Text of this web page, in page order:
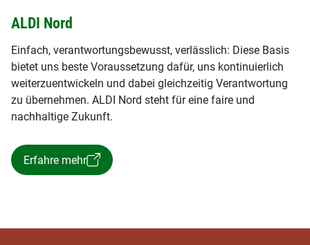
ALDI Nord
Einfach, verantwortungsbewusst, verlässlich: Diese Basis
bietet uns beste Voraussetzung dafür, uns kontinuierlich
weiterzuentwickeln und dabei gleichzeitig Verantwortung
zu übernehmen. ALDI Nord steht für eine faire und
nachhaltige Zukunft.
Erfahre mehr